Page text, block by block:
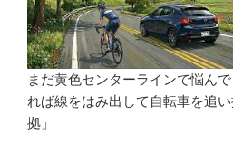
まだ黄色センターラインで悩ん
れば線をはみ出して自転車を追
拠」